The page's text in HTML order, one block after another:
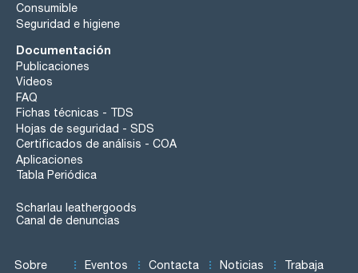
Consumible
Seguridad e higiene
Documentación
Publicaciones
Videos
FAQ
Fichas técnicas - TDS
Hojas de seguridad - SDS
Certificados de análisis - COA
Aplicaciones
Tabla Periódica
Scharlau leathergoods
Canal de denuncias
Sobre
Eventos Contacta Noticias
Trabaja